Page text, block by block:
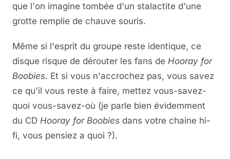
que l'on imagine tombée d'un stalactite d'une
grotte remplie de chauve souris.
Même si l'esprit du groupe reste identique, ce
disque risque de dérouter les fans de Hooray for
Boobies. Et si vous n'accrochez pas, vous savez
ce qu'il vous reste à faire, mettez vous-savez-
quoi vous-savez-où (je parle bien évidemment
du CD Hooray for Boobies dans votre chaine hi-
fi, vous pensiez a quoi ?).